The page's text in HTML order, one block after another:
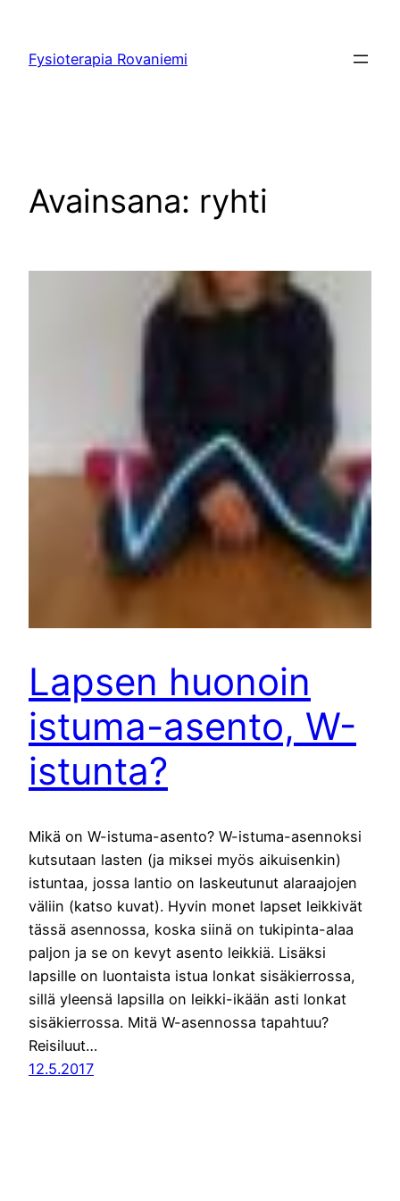
Fysioterapia Rovaniemi
Avainsana: ryhti
Lapsen huonoin
istuma-asento, W-
istunta?
Mikä on W-istuma-asento? W-istuma-asennoksi
kutsutaan lasten (ja miksei myös aikuisenkin)
istuntaa, jossa lantio on laskeutunut alaraajojen
väliin (katso kuvat). Hyvin monet lapset leikkivät
tässä asennossa, koska siinä on tukipinta-alaa
paljon ja se on kevyt asento leikkiä. Lisäksi
lapsille on luontaista istua lonkat sisäkierrossa,
sillä yleensä lapsilla on leikki-ikään asti lonkat
sisäkierrossa. Mitä W-asennossa tapahtuu?
Reisiluut…
12.5.2017